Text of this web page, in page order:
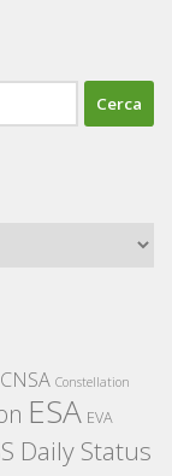
CNSA Constellation
ESA EVA
Daily Status